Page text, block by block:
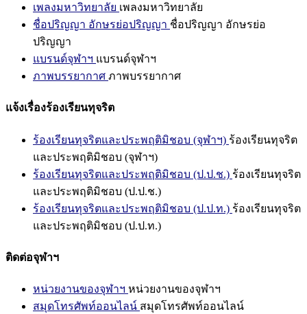
เพลงมหาวิทยาลัย เพลงมหาวิทยาลัย
ชื่อปริญญา อักษรย่อปริญญา ชื่อปริญญา อักษรย่อ
ปริญญา
แบรนด์จุฬาฯ แบรนด์จุฬาฯ
ภาพบรรยากาศ ภาพบรรยากาศ
แจ้งเรื่องร้องเรียนทุจริต
ร้องเรียนทุจริตและประพฤติมิชอบ (จุฬาฯ) ร้องเรียนทุจริต
และประพฤติมิชอบ (จุฬาฯ)
ร้องเรียนทุจริตและประพฤติมิชอบ (ป.ป.ช.) ร้องเรียนทุจริต
และประพฤติมิชอบ (ป.ป.ช.)
ร้องเรียนทุจริตและประพฤติมิชอบ (ป.ป.ท.) ร้องเรียนทุจริต
และประพฤติมิชอบ (ป.ป.ท.)
ติดต่อจุฬาฯ
หน่วยงานของจุฬาฯ หน่วยงานของจุฬาฯ
สมุดโทรศัพท์ออนไลน์ สมุดโทรศัพท์ออนไลน์